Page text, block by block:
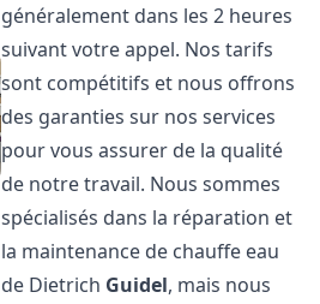
généralement dans les 2 heures
suivant votre appel. Nos tarifs
sont compétitifs et nous offrons
des garanties sur nos services
pour vous assurer de la qualité
de notre travail. Nous sommes
spécialisés dans la réparation et
la maintenance de chauffe eau
de Dietrich Guidel, mais nous